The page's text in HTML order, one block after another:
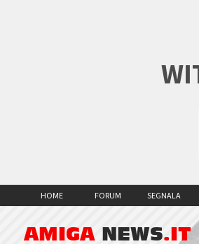
HOME FORUM SEGNALA
AMIGA NEWS.IT